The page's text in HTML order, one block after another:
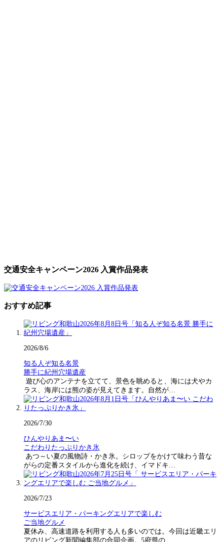
交通安全キャンペーン2026 入賞作品発表
おすすめ記事
2026/8/6
知る人ぞ知る名景
勝手に紀州穴場遺産
遊び心のアンテナを立てて、景色を眺めると、海には犬やカ
ラス、海岸には熊の姿が見えてきます。自然が…
2026/7/30
ひんやりあま〜い
こだわりたっぷりかき氷
あつ～い夏の風物詩・かき氷。シロップをかけて味わう昔な
がらの定番スタイルから進化を続け、イマドキ…
2026/7/23
サービスエリア・パーキングエリアで楽しむ
ご当地グルメ
夏休み、高速道路を利用する人も多いのでは。今回は近畿エリ
アのリビング新聞編集部の合同企画。5府県の…